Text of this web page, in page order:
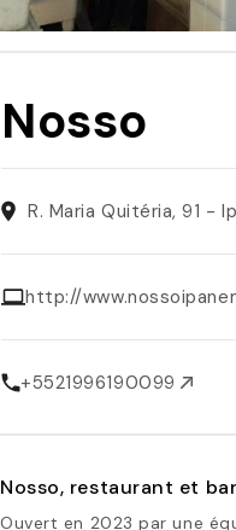
Nosso
R. Maria Quitéria, 91 -
http://
+5521996190099
Nosso, restaurant et
Ouvert en 2023 par une